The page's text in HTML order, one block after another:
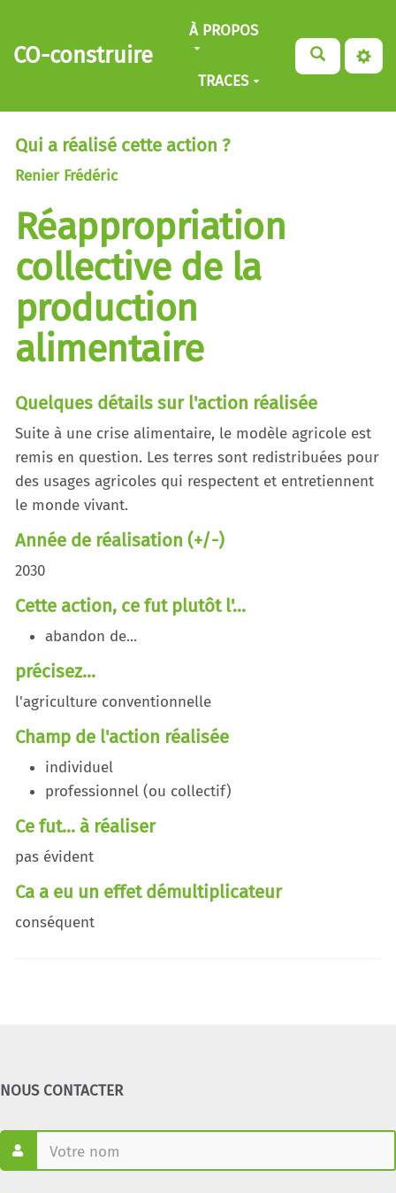
Aller au contenu principal
CO-construire
À PROPOS
TRACES
Qui a réalisé cette action ?
Renier Frédéric
Réappropriation
collective de la
production
alimentaire
Quelques détails sur l'action réalisée
Suite à une crise alimentaire, le modèle agricole est
remis en question. Les terres sont redistribuées pour
des usages agricoles qui respectent et entretiennent
le monde vivant.
Année de réalisation (+/-)
2030
Cette action, ce fut plutôt l'...
abandon de...
précisez...
l'agriculture conventionnelle
Champ de l'action réalisée
individuel
professionnel (ou collectif)
Ce fut... à réaliser
pas évident
Ca a eu un effet démultiplicateur
conséquent
NOUS CONTACTER